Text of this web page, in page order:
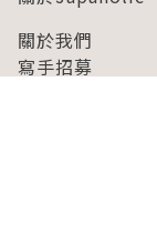
關於我們
寫手招募